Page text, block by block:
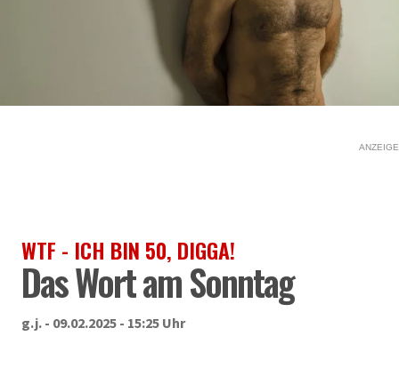
ANZEIGE
WTF - ICH BIN 50, DIGGA!
Das Wort am Sonntag
g.j. - 09.02.2025 - 15:25 Uhr